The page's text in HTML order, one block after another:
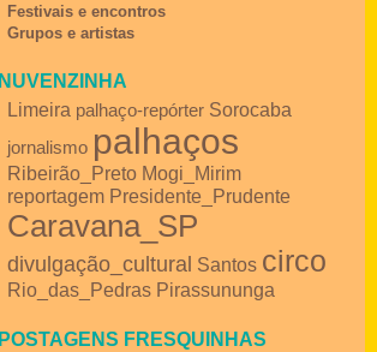
Festivais e encontros
Grupos e artistas
NUVENZINHA
Limeira palhaço-repórter Sorocaba
jornalismo palhaços
Ribeirão_Preto Mogi_Mirim
reportagem Presidente_Prudente
Caravana_SP
divulgação_cultural Santos circo
Rio_das_Pedras Pirassununga
POSTAGENS FRESQUINHAS